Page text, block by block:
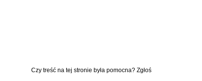
Czy treść na tej stronie była pomocna? Zgłoś